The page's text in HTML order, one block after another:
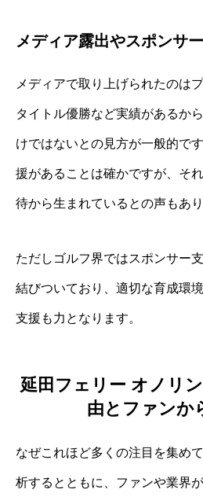
メディア露出やスポンサ
メディアで取り上げられたのは
タイトル優勝など実績があるか
けではないとの見方が一般的で
援があることは確かですが、そ
待から生まれているとの声もあり
ただしゴルフ界ではスポンサー
結びついており、適切な育成環
支援も力となります。
延田フェリー オノリ
由とファンか
なぜこれほど多くの注目を集め
析するとともに、ファンや業界